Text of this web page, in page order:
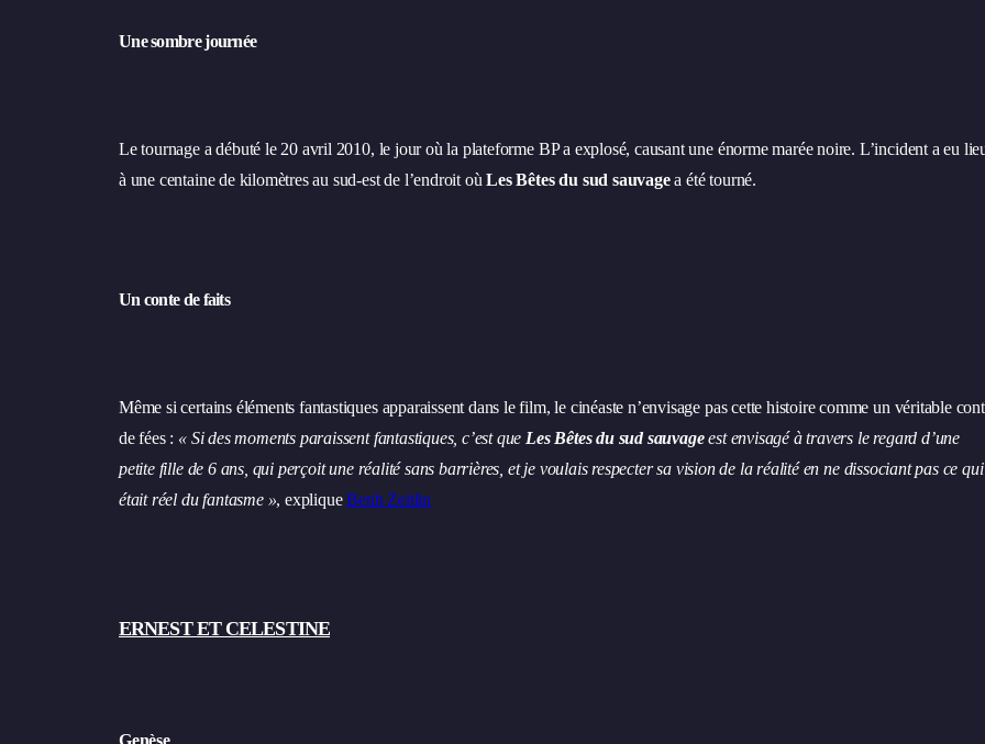
Une sombre journée
Le tournage a débuté le 20 avril 2010, le jour où la plateforme BP a explosé, causant une énorme marée noire. L’incident a eu
à une centaine de kilomètres au sud-est de l’endroit oùLes Bêtes du sud sauvagea été tourné.
Un conte de faits
Même si certains éléments fantastiques apparaissent dans le film, le cinéaste n’envisage pas cette histoire comme un véritable
de fées : « Si des moments paraissent fantastiques, c’est que Les Bêtes du sud sauvageest envisagé à travers le regard d’une
petite fille de 6 ans, qui perçoit une réalité sans barrières, et je voulais respecter sa vision de la réalité en ne dissociant pas ce qui
était réel du fantasme », expliqueBenh Zeitlin
ERNEST ET CELESTINE
Genèse